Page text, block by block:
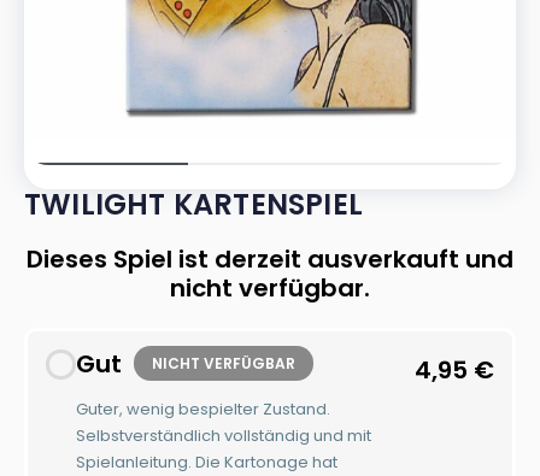
TWILIGHT KARTENSPIEL
Dieses Spiel ist derzeit ausverkauft und
nicht verfügbar.
Gut NICHT VERFÜGBAR
Guter, wenig bespielter Zustand.
Selbstverständlich vollständig und mit
Spielanleitung. Die Kartonage hat
4,95 €